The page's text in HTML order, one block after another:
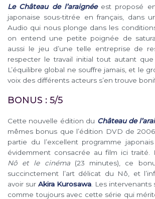
Le Château de l’araignéeest proposé
japonaise sous-titrée en français, dans
Audio qui nous plonge dans les
on entend une petite poignée de
aussi le jeu d’une telle entreprise de
respecter le travail initial tout autant
L’équilibre global ne souffre jamais, et le
voix des différents acteurs s’en trouve
BONUS : 5/5
Cette nouvelle édition du Château de
mêmes bonus que l’édition DVD de
partie du l’excellent programme japonais
évidemment consacrée au film ici traité.
Nô et le cinéma(23 minutes), ce
succinctement l’art délicat du Nô, et
avoir sur Akira Kurosawa . Les
comme toujours avec cette série qui